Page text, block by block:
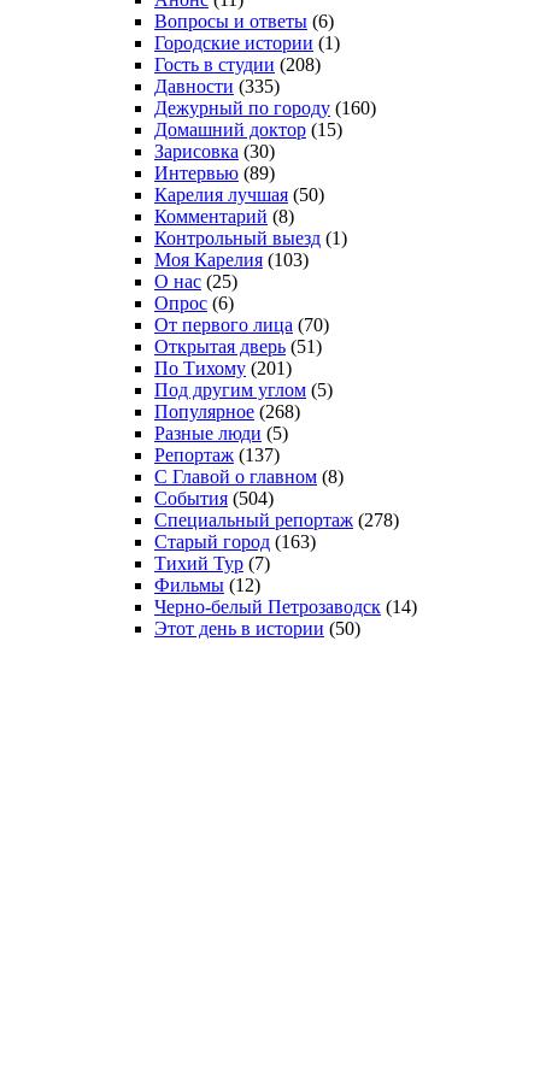
Вопросы и ответы (6)
Городские истории (1)
Гость в студии (208)
Давности (335)
Дежурный по городу (160)
Домашний доктор (15)
Зарисовка (30)
Интервью (89)
Карелия лучшая (50)
Комментарий (8)
Контрольный выезд (1)
Моя Карелия (103)
О нас (25)
Опрос (6)
От первого лица (70)
Открытая дверь (51)
По Тихому (201)
Под другим углом (5)
Популярное (268)
Разные люди (5)
Репортаж (137)
С Главой о главном (8)
События (504)
Специальный репортаж (278)
Старый город (163)
Тихий Тур (7)
Фильмы (12)
Черно-белый Петрозаводск (14)
Этот день в истории (50)